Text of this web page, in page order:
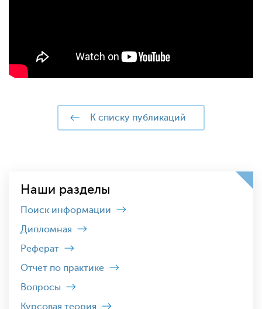
к списку публикаций
Наши разделы
Поиск информации
Дипломная
Реферат
Отчет по практике
Вопросы